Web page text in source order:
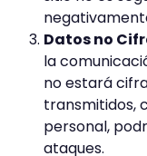
Datos no
la
no estará
transmitidos,
personal,
ataques.